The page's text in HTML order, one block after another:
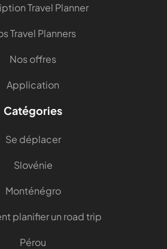
Travel Planner
Travel Planners
Nos offres
Application
Catégories
Se déplacer
Slovénie
Monténégro
planifier un road trip
Pérou